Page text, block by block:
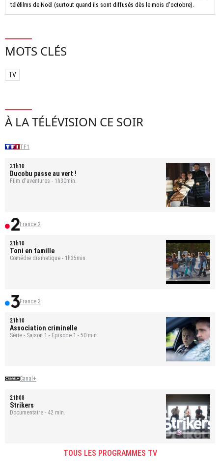
téléfilms de Noël (surtout quand ils sont diffusés dès le mois d'octobre).
MOTS CLÉS
TV
À LA TÉLÉVISION CE SOIR
TF1
21h10
Ducobu passe au vert !
Film d'aventures - 1h30min.
France 2
21h10
Toni en famille
Comédie dramatique - 1h35min.
France 3
21h10
Association criminelle
Série - Saison 1 - Épisode 1 - 50 min.
Canal+
21h08
Strikers
Documentaire - 42 min.
TOUS LES PROGRAMMES TV